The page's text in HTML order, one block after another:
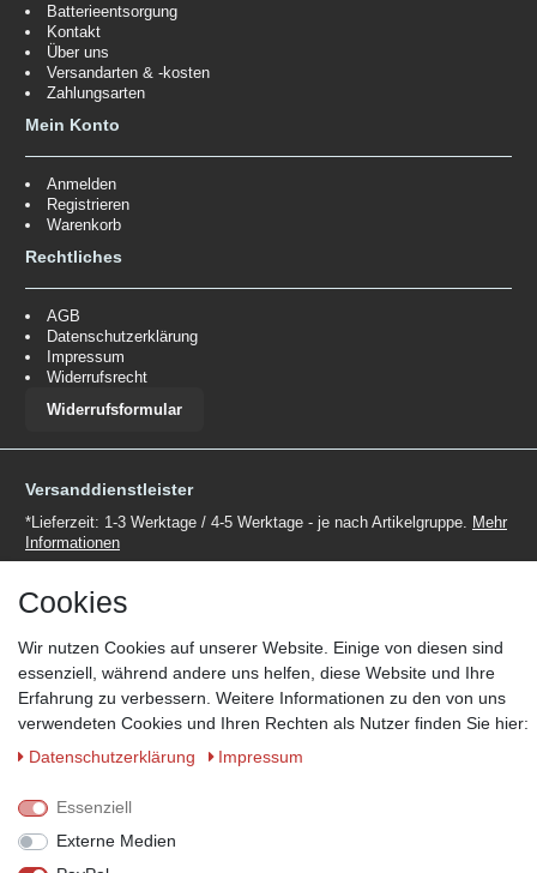
Batterieentsorgung
Kontakt
Über uns
Versandarten & -kosten
Zahlungsarten
Mein Konto
Anmelden
Registrieren
Warenkorb
Rechtliches
AGB
Datenschutzerklärung
Impressum
Widerrufsrecht
Widerrufsformular
Versanddienstleister
*Lieferzeit: 1-3 Werktage / 4-5 Werktage - je nach Artikelgruppe. Mehr
Informationen
Zahlungsmöglichkeiten
Wir behalten uns das Recht vor im Einzelfall bestimmte
Zahlungsarten auszuschließen.
© Copyright 2026 Marabella´s | Alle Rechte vorbehalten. | Grundpreise
Cookies
Wir nutzen Cookies auf unserer Website. Einige von diesen sind
essenziell, während andere uns helfen, diese Website und Ihre
Erfahrung zu verbessern. Weitere Informationen zu den von uns
verwendeten Cookies und Ihren Rechten als Nutzer finden Sie hier:
Daten­schutz­erklärung
Impressum
Essenziell
Externe Medien